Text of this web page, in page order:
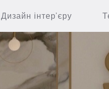
Дизайн інтер’єру